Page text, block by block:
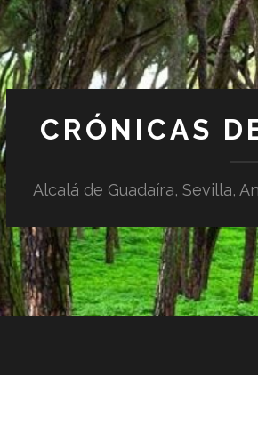
CRÓNICAS
Alcalá de Guadaíra, Sevilla,